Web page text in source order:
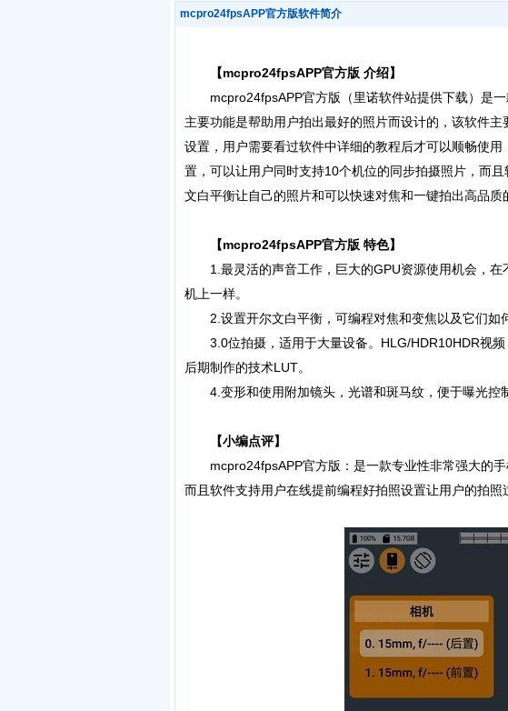
mcpro24fpsAPP官方版软件简介
【mcpro24fpsAPP官方版 介绍】
mcpro24fpsAPP官方版（里诺软件站提供下载）是一
主要功能是帮助用户拍出最好的照片而设计的，该软件
设置，用户需要看过软件中详细的教程后才可以顺畅使
置，可以让用户同时支持10个机位的同步拍摄照片，而
文白平衡让自己的照片和可以快速对焦和一键拍出高品质
【mcpro24fpsAPP官方版 特色】
1.最灵活的声音工作，巨大的GPU资源使用机会，在
机上一样。
2.设置开尔文白平衡，可编程对焦和变焦以及它们如
3.0位拍摄，适用于大量设备。HLG/HDR10HDR视频
后期制作的技术LUT。
4.变形和使用附加镜头，光谱和斑马纹，便于曝光控
【小编点评】
mcpro24fpsAPP官方版：是一款专业性非常强大的手
而且软件支持用户在线提前编程好拍照设置让用户的拍照